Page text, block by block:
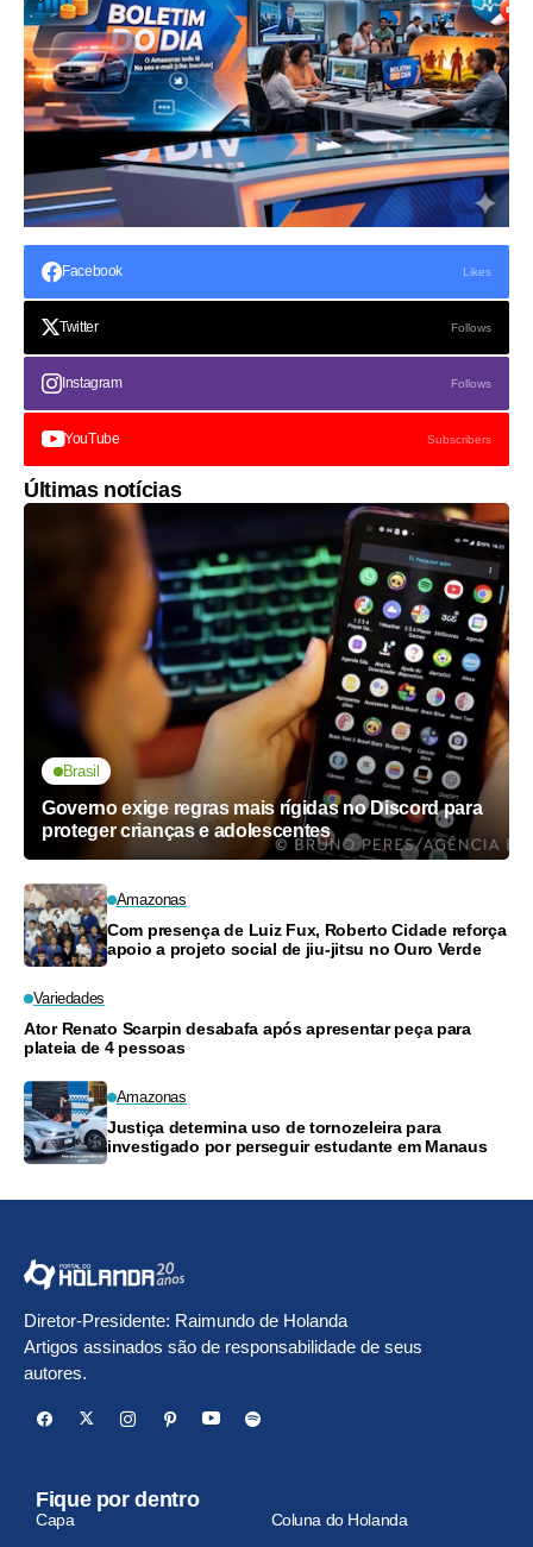
Facebook Likes
Twitter Follows
Instagram Follows
YouTube Subscribers
Últimas notícias
Brasil
Governo exige regras mais rígidas no Discord para
proteger crianças e adolescentes
Amazonas
Com presença de Luiz Fux, Roberto Cidade reforça
apoio a projeto social de jiu-jitsu no Ouro Verde
Variedades
Ator Renato Scarpin desabafa após apresentar peça para
plateia de 4 pessoas
Amazonas
Justiça determina uso de tornozeleira para
investigado por perseguir estudante em Manaus
Diretor-Presidente: Raimundo de Holanda
Artigos assinados são de responsabilidade de seus
autores.
Fique por dentro
Capa
Coluna do Holanda